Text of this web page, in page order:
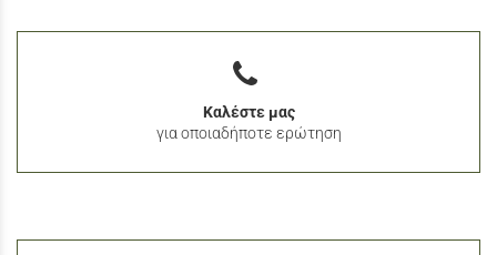
Καλέστε μας
για οποιαδήποτε ερώτηση